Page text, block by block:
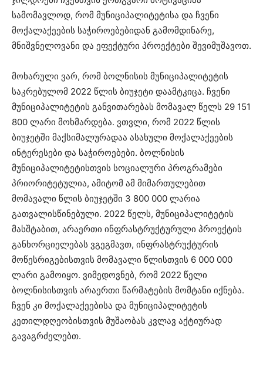
სამომავლოდ, რომ მუნიციპალიტეტისა და ჩვენი
მოქალაქეების საჭიროებებიდან გამომდინარე,
მნიშვნელოვანი და ეფექტური პროექტები შევიმუშავოთ.
მოხარული ვარ, რომ ბოლნისის მუნიციპალიტეტის
საკრებულომ 2022 წლის ბიუჯეტი დაამტკიცა. ჩვენი
მუნიციპალიტეტის განვითარებას მომავალ წელს 29 151
800 ლარი მოხმარდება. ვთვლი, რომ 2022 წლის
ბიუჯეტში მაქსიმალურადაა ასახული მოქალაქეების
ინტერესები და საჭიროებები. ბოლნისის
მუნიციპალიტეტისთვის სოციალური პროგრამები
პრიორიტეტულია, ამიტომ ამ მიმართულებით
მომავალი წლის ბიუჯეტში 3 800 000 ლარია
გათვალისწინებული. 2022 წელს, მუნიციპალიტეტის
მასშტაბით, არაერთი ინფრასტრუქტურული პროექტის
განხორციელებას ვგეგმავთ, ინფრასტრუქტურის
მოწესრიგებისთვის მომავალი წლისთვის 6 000 000
ლარი გამოიყო. ვიმედოვნებ, რომ 2022 წელი
ბოლნისისთვის არაერთი წარმატების მომტანი იქნება.
ჩვენ კი მოქალაქეებისა და მუნიციპალიტეტის
კეთილდღეობისთვის მუშაობას კვლავ აქტიურად
გავაგრძელებთ.